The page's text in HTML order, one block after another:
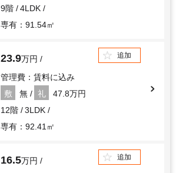
9階
4LDK
専有：91.54㎡
23.9万円
管理費：賃料に込み
敷
無 礼
47.8万円
12階
3LDK
専有：92.41㎡
追加
16.5万円
追加